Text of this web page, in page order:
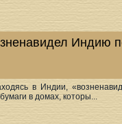
Индию
в Индии,
в домах, которы...